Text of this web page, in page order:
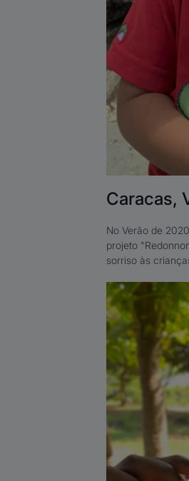
Caracas,
No Verão de
projeto
sorriso às